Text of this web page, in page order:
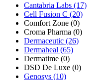
Cantabria Labs (17)
Cell Fusion C (20)
Comfort Zone (0)
Croma Pharma (0)
Dermaceutic (26)
Dermaheal (65)
Dermatime (0)
DSD De Luxe (0)
Genosys (10)